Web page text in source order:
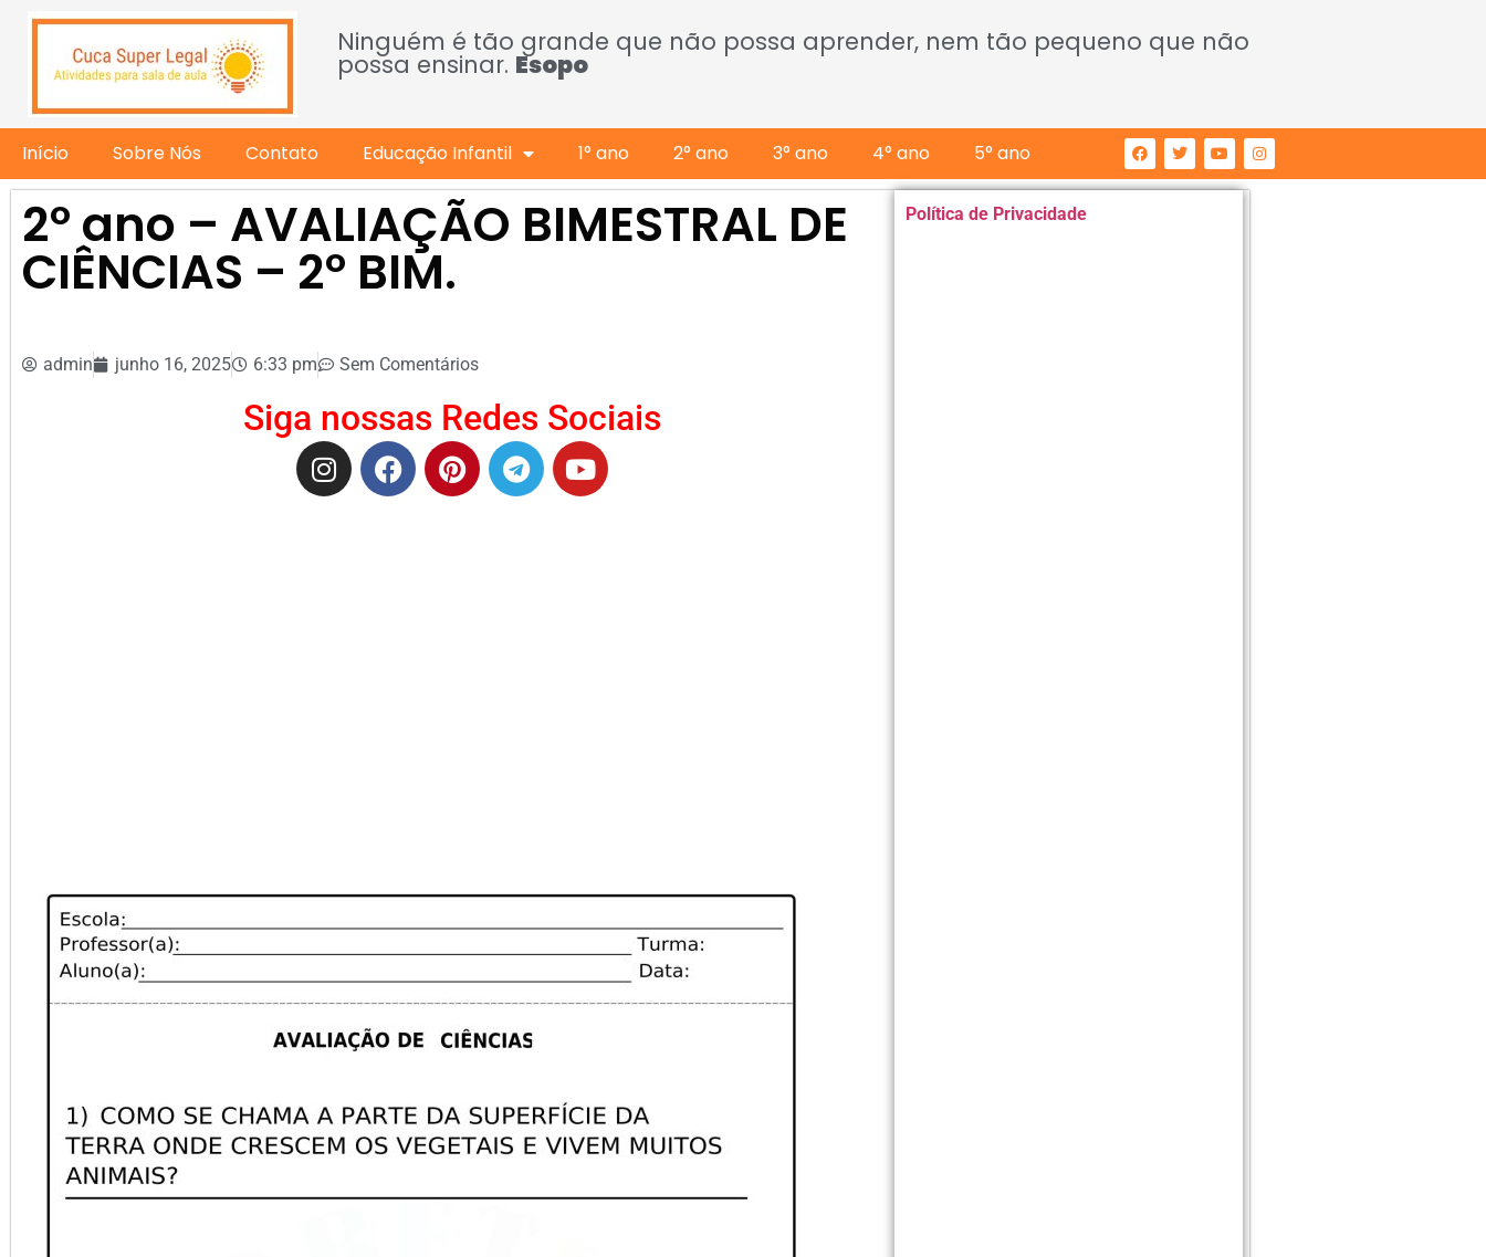
Ninguém é tão grande que não possa aprender, nem tão pequeno que não
possa ensinar. Esopo
Início Sobre Nós Contato Educação Infantil 1° ano 2° ano 3° ano 4° ano 5° ano
2º ano – AVALIAÇÃO BIMESTRAL DE
CIÊNCIAS – 2º BIM.
admin junho 16, 2025 6:33 pm Sem Comentários
Siga nossas Redes Sociais
Política de Privacidade